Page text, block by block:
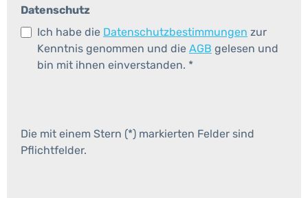
Datenschutz
Ich habe die Datenschutzbestimmungen zur
Kenntnis genommen und die AGB gelesen und
bin mit ihnen einverstanden. *
Die mit einem Stern (*) markierten Felder sind
Pflichtfelder.